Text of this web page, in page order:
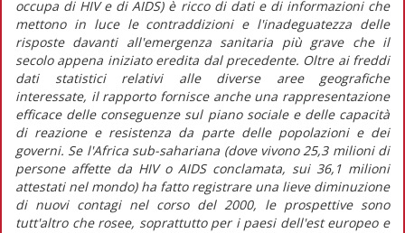
occupa di HIV e di AIDS) è ricco di dati e di informazioni che
mettono in luce le contraddizioni e l'inadeguatezza delle
risposte davanti all'emergenza sanitaria più grave che il
secolo appena iniziato eredita dal precedente. Oltre ai freddi
dati statistici relativi alle diverse aree geografiche
interessate, il rapporto fornisce anche una rappresentazione
efficace delle conseguenze sul piano sociale e delle capacità
di reazione e resistenza da parte delle popolazioni e dei
governi. Se l'Africa sub-sahariana (dove vivono 25,3 milioni di
persone affette da HIV o AIDS conclamata, sui 36,1 milioni
attestati nel mondo) ha fatto registrare una lieve diminuzione
di nuovi contagi nel corso del 2000, le prospettive sono
tutt'altro che rosee, soprattutto per i paesi dell'est europeo e